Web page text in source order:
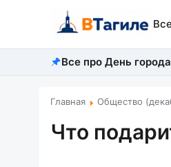
Все про День города
Главная Общество
Что